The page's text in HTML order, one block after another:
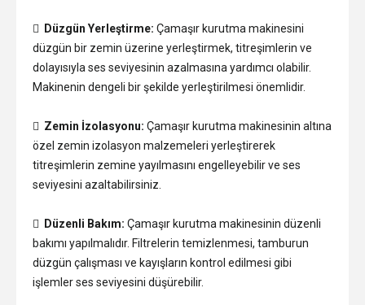
 Düzgün Yerleştirme: Çamaşır kurutma makinesini
düzgün bir zemin üzerine yerleştirmek, titreşimlerin ve
dolayısıyla ses seviyesinin azalmasına yardımcı olabilir.
Makinenin dengeli bir şekilde yerleştirilmesi önemlidir.
 Zemin İzolasyonu: Çamaşır kurutma makinesinin altına
özel zemin izolasyon malzemeleri yerleştirerek
titreşimlerin zemine yayılmasını engelleyebilir ve ses
seviyesini azaltabilirsiniz.
 Düzenli Bakım: Çamaşır kurutma makinesinin düzenli
bakımı yapılmalıdır. Filtrelerin temizlenmesi, tamburun
düzgün çalışması ve kayışların kontrol edilmesi gibi
işlemler ses seviyesini düşürebilir.